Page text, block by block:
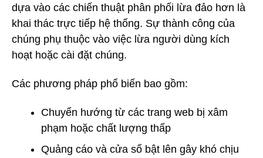
dựa vào các chiến thuật phân phối lừa đảo hơn là
khai thác trực tiếp hệ thống. Sự thành công của
chúng phụ thuộc vào việc lừa người dùng kích
hoạt hoặc cài đặt chúng.
Các phương pháp phổ biến bao gồm:
Chuyển hướng từ các trang web bị xâm
phạm hoặc chất lượng thấp
Quảng cáo và cửa sổ bật lên gây khó chịu